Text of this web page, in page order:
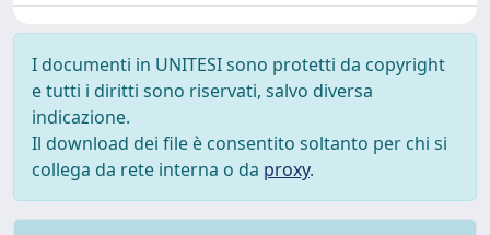
I documenti in UNITESI sono protetti da copyright
e tutti i diritti sono riservati, salvo diversa
indicazione.
Il download dei file è consentito soltanto per chi si
collega da rete interna o da proxy.